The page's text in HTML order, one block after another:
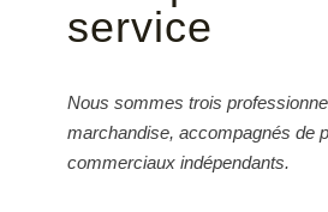
service
Nous sommes trois
marchandise, accompagnés de
commerciaux indépendants.